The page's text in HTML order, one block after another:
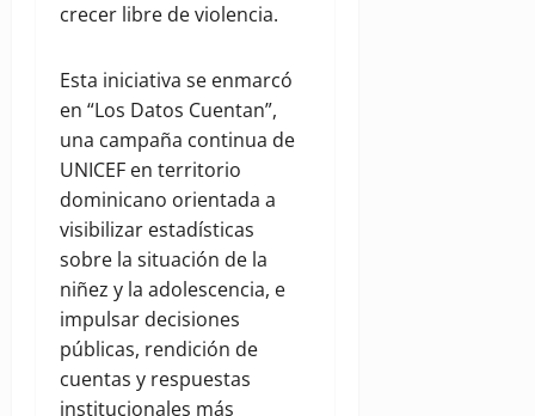
crecer libre de violencia.
Esta iniciativa se enmarcó
en “Los Datos Cuentan”,
una campaña continua de
UNICEF en territorio
dominicano orientada a
visibilizar estadísticas
sobre la situación de la
niñez y la adolescencia, e
impulsar decisiones
públicas, rendición de
cuentas y respuestas
institucionales más